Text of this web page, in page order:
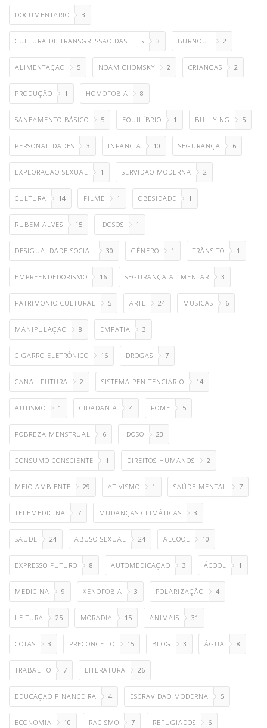
DOCUMENTARIO 3
CULTURA DE TRANSGRESSÃO DAS LEIS 3 BURNOUT 2
ALIMENTAÇÃO 5 NOAM CHOMSKY 2 CRIANÇAS 2
PRODUÇÃO 1 HOMOFOBIA 8
SANEAMENTO BÁSICO 5 EQUILÍBRIO 1 BULLYING 5
PERSONALIDADES 3 INFANCIA 10 SEGURANÇA 6
EXPLORAÇÃO SEXUAL 1 SERVIDÃO MODERNA 2
CULTURA 14 FILME 1 OBESIDADE 1
RUBEM ALVES 15 IDOSOS 1
DESIGUALDADE SOCIAL 30 GÊNERO 1 TRÂNSITO 1
EMPREENDEDORISMO 16 SEGURANÇA ALIMENTAR 3
PATRIMONIO CULTURAL 5 ARTE 24 MUSICAS 6
MANIPULAÇÃO 8 EMPATIA 3
CIGARRO ELETRÔNICO 16 DROGAS 7
CANAL FUTURA 2 SISTEMA PENITENCIÁRIO 14
AUTISMO 1 CIDADANIA 4 FOME 5
POBREZA MENSTRUAL 6 IDOSO 23
CONSUMO CONSCIENTE 1 DIREITOS HUMANOS 2
MEIO AMBIENTE 29 ATIVISMO 1 SAÚDE MENTAL 7
TELEMEDICINA 7 MUDANÇAS CLIMÁTICAS 3
SAUDE 24 ABUSO SEXUAL 24 ÁLCOOL 10
EXPRESSO FUTURO 8 AUTOMEDICAÇÃO 3 ÁCOOL 1
MEDICINA 9 XENOFOBIA 3 POLARIZAÇÃO 4
LEITURA 25 MORADIA 15 ANIMAIS 31
COTAS 3 PRECONCEITO 15 BLOG 3 ÁGUA 8
TRABALHO 7 LITERATURA 26
EDUCAÇÃO FINANCEIRA 4 ESCRAVIDÃO MODERNA 5
ECONOMIA 10 RACISMO 7 REFUGIADOS 6